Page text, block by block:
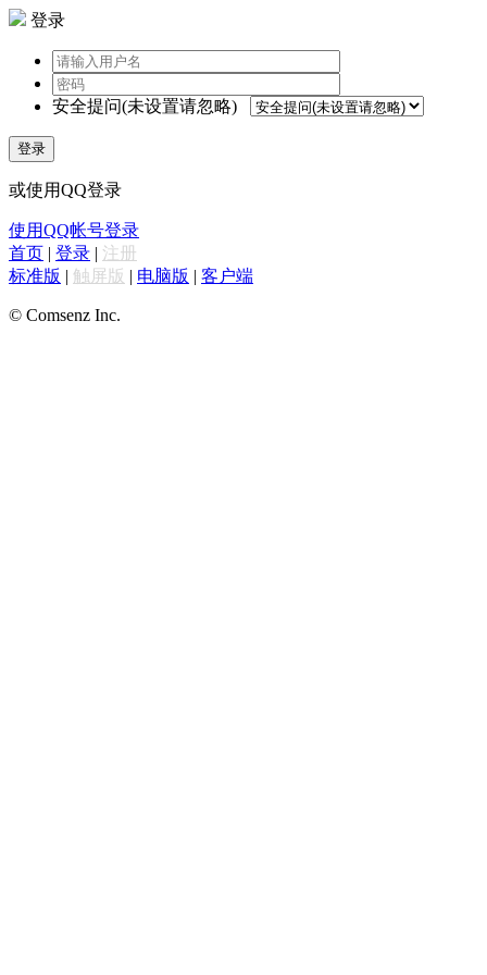
登录
安全提问(未设置请忽略)
登录
或使用QQ登录
使用QQ帐号登录
首页 | 登录 | 注册
标准版 | 触屏版 | 电脑版 | 客户端
© Comsenz Inc.